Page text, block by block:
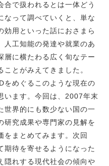
合で扱われるとは一体どう
なって調べていくと、単な
効用といった話におさまら
人工知能の発達や就業のあ
層に横たわる広く旬なテー
とがみえてきました。
をめぐるこのような現在の
います。今回は、2007年末
世界的にも数少ない国の一
研究成果や専門家の見解を
をまとめてみます。次回
期待を寄せるようになった
隠れする現代社会の傾向や